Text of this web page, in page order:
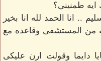
طمنينى؟
.. انا الحمد لله انا بخير
من المستشفى وقاعده مع
دايما وقولت ارن عليكى